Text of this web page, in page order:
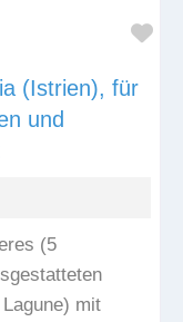
(Istrien), für
und
(5
mit